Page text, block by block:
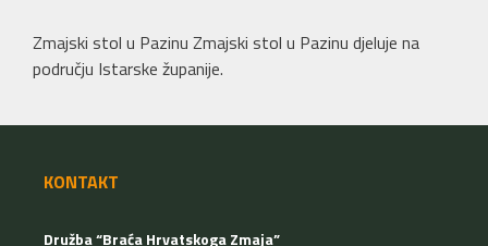
Zmajski stol u Pazinu Zmajski stol u Pazinu djeluje na
području Istarske županije.
KONTAKT
Družba “Braća Hrvatskoga Zmaja”